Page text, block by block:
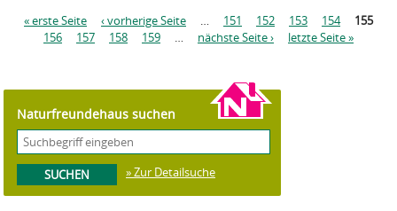
e
« erste Seite ‹ vorherige Seite … 151 152 153 154
155
156
157 158 159 … nächste Seite › letzte Seite »
Naturfreundehaus suchen
» Zur Detailsuche